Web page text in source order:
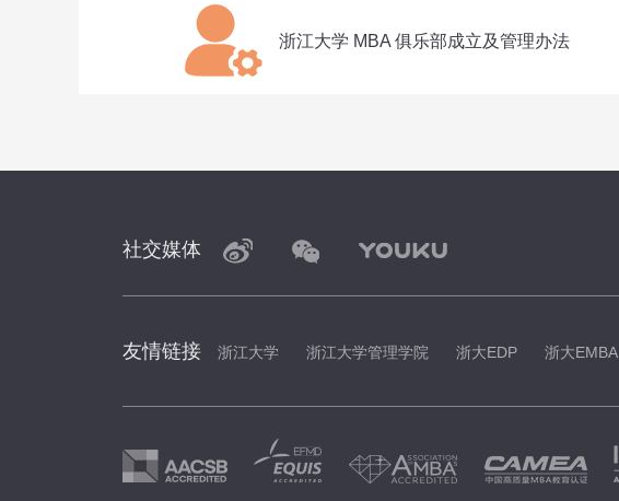
浙江大学 MBA 俱乐部成立及管理办法
社交媒体
友情链接 浙江大学 浙江大学管理学院 浙大EDP 浙大EMBA